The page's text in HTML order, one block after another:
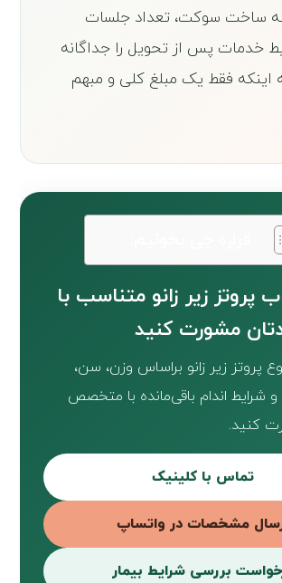
ساخت سوکت، تعداد جلسات
خدمات پس از تحویل را جداگانه
اینکه فقط یک مبلغ کلی و مبهم
پروتز زیر زانو متناسب با
مشورت کنید
پروتز زیر زانو براساس وزن، سن،
شرایط اندام باقی‌مانده با متخصص
کنید.
تماس با کلینیک
مشخصات در واتساپ
بررسی شرایط بیمار